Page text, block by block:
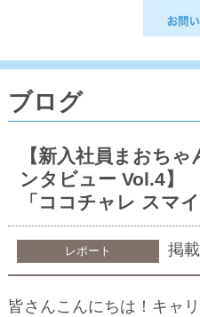
ブログ
【新入社員まおち
ンタビュー Vol.4】
「ココチャレ スマ
レポート 掲
皆さんこんにちは！キャ